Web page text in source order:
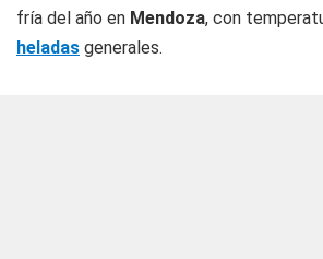
fría del año en Mendoza, con
heladas generales.